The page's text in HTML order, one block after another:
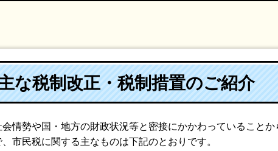
な税制改正・税制措置のご紹介
情勢や国・地方の財政状況等と密接にかかわっていること
市民税に関する主なものは下記のとおりです。